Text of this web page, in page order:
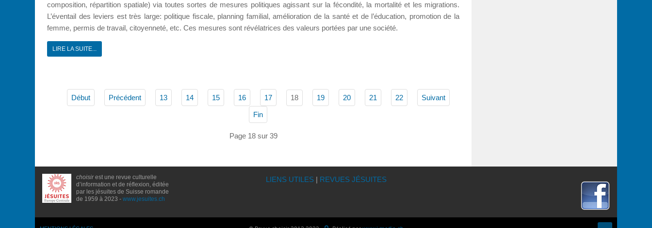
composition, répartition spatiale) via toutes sortes de mesures politiques agissant sur la fécondité, la mortalité et les migrations.
L’éventail des leviers est très large: politique fiscale, planning familial, amélioration de la santé et de l’éducation, promotion de la
femme, permis de travail, citoyenneté, etc. Ces mesures sont révélatrices des valeurs portées par une société.
LIRE LA SUITE...
Début Précédent 13 14 15 16 17 18 19 20 21 22 Suivant
Fin
Page 18 sur 39
choisirest une revue culturelle
d’information et de réflexion, éditée
par les jésuites de Suisse romande
de 1959 à 2023 - www.jesuites.ch
LIENS UTILES| REVUES JÉSUITES